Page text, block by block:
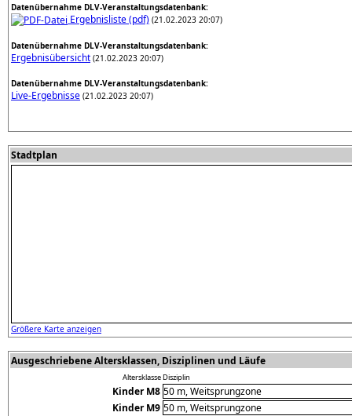
Datenübernahme DLV-Veranstaltungsdatenbank:
Ergebnisliste (pdf) (21.02.2023 20:07)
Datenübernahme DLV-Veranstaltungsdatenbank:
Ergebnisübersicht (21.02.2023 20:07)
Datenübernahme DLV-Veranstaltungsdatenbank:
Live-Ergebnisse (21.02.2023 20:07)
Stadtplan
Größere Karte anzeigen
Ausgeschriebene Altersklassen, Disziplinen und Läufe
AltersklasseDisziplin
Kinder M8 50 m, Weitsprungzone
Kinder M9 50 m, Weitsprungzone